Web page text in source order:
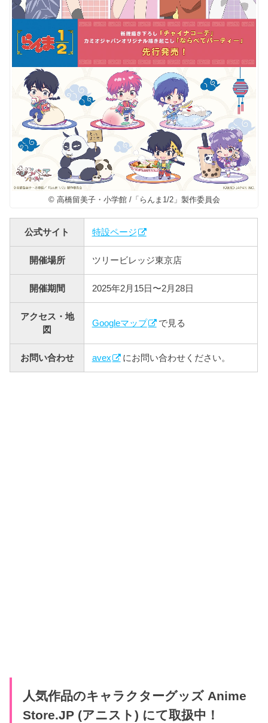
© 高橋留美子・小学館 /「らんま1/2」製作委員会
公式サイト 特設ページ
開催場所 ツリービレッジ東京店
開催期間 2025年2月15日〜2月28日
アクセス・地
図
Googleマップ で見る
お問い合わせ avex にお問い合わせください。
人気作品のキャラクターグッズ Anime
Store.JP (アニスト) にて取扱中！